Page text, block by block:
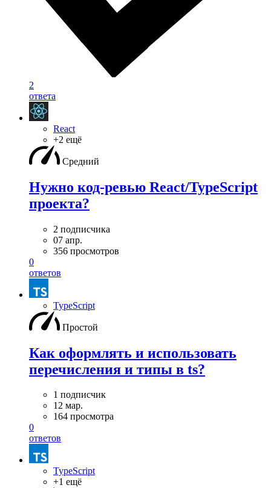
2
ответа
React
+2 ещё
Средний
Нужно код-ревью React/TypeScript
проекта?
2 подписчика
07 апр.
356 просмотров
0
ответов
TypeScript
Простой
Как оформлять и использовать
перечисления и типы в ts?
1 подписчик
12 мар.
164 просмотра
0
ответов
TypeScript
+1 ещё